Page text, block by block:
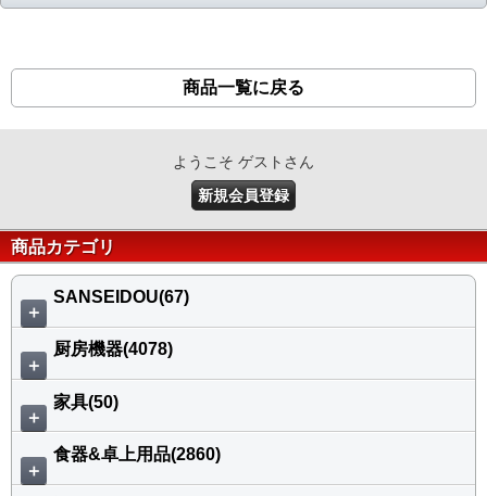
商品一覧に戻る
ようこそ ゲストさん
新規会員登録
商品カテゴリ
＋
SANSEIDOU(67)
＋
厨房機器(4078)
＋
家具(50)
＋
食器&卓上用品(2860)